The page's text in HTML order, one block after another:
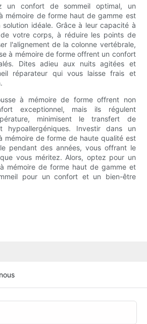
un confort de sommeil optimal, un
mémoire de forme haut de gamme est
solution idéale. Grâce à leur capacité à
votre corps, à réduire les points de
l'alignement de la colonne vertébrale,
à mémoire de forme offrent un confort
Dites adieu aux nuits agitées et
réparateur qui vous laisse frais et
à mémoire de forme offrent non
exceptionnel, mais ils régulent
minimisent le transfert de
hypoallergéniques. Investir dans un
mémoire de forme de haute qualité est
pendant des années, vous offrant le
vous méritez. Alors, optez pour un
mémoire de forme haut de gamme et
pour un confort et un bien-être